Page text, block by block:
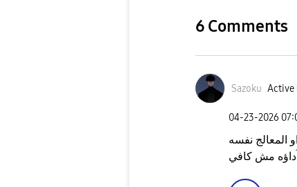
6 Comments
Sazoku Active
‎04-23-2026
المعالج نفسه